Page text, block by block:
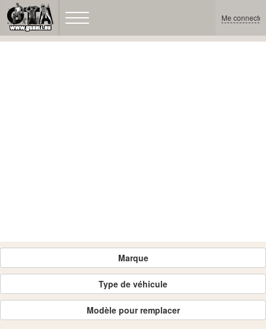
Me connecter
Marque
Type de véhicule
Modèle pour remplacer